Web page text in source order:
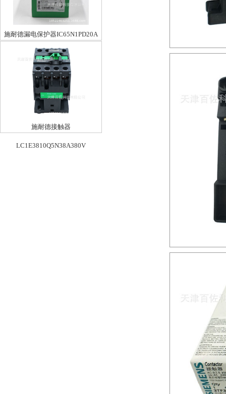
施耐德漏电保护器IC65N1PD20A
施耐德接触器
LC1E3810Q5N38A380V